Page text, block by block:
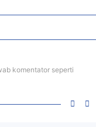
komentator seperti